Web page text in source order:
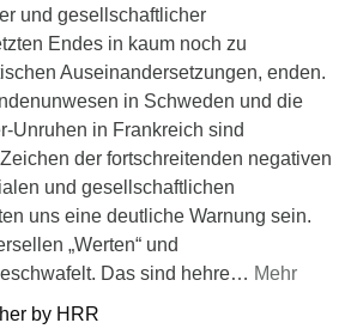
und gesellschaftlicher
Endes in kaum noch zu
Auseinandersetzungen, enden.
in Schweden und die
Unruhen in Frankreich sind
der fortschreitenden negativen
und gesellschaftlichen
uns eine deutliche Warnung sein.
„Werten“ und
Das sind hehre… Mehr
by HRR